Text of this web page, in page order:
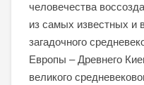
человечества
из самых известных и
загадочного
Европы – Древнего
великого